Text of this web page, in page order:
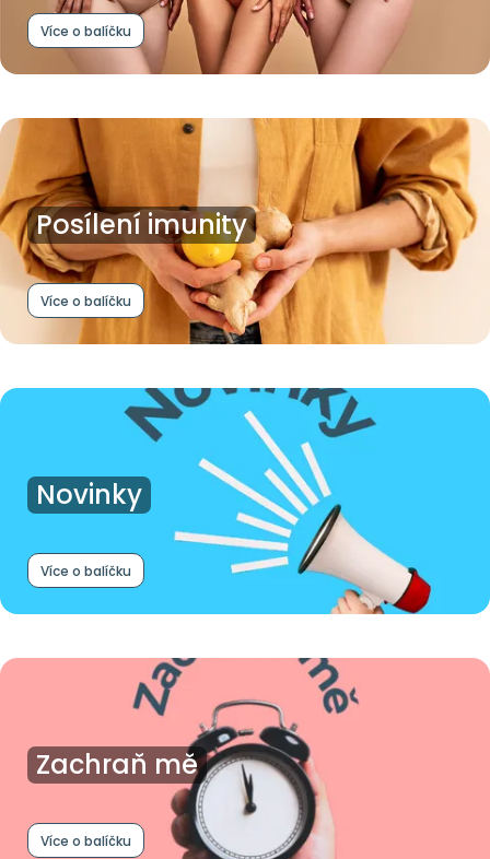
Více o balíčku
Posílení imunity
Více o balíčku
Novinky
Více o balíčku
Zachraň mě
Více o balíčku